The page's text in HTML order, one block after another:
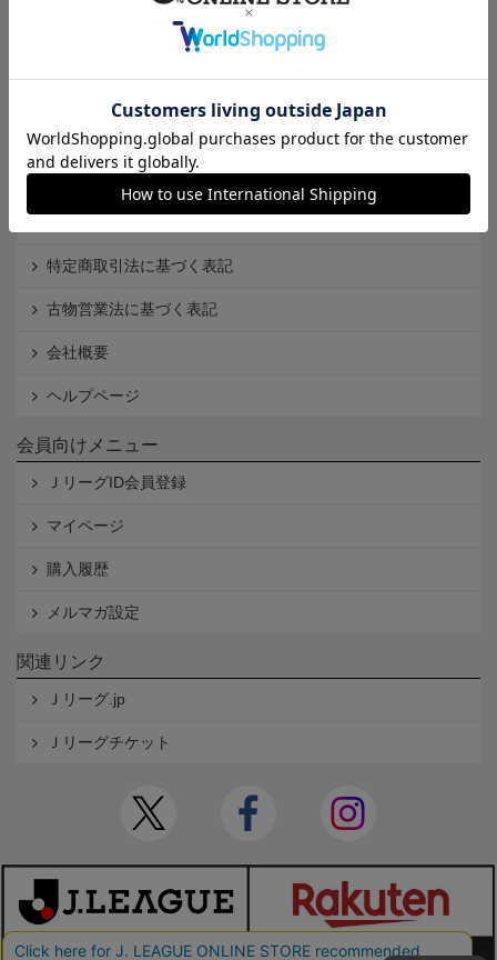
Ｊ2
利用規約
個人情報保護方針
特定商取引法に基づく表記
古物営業法に基づく表記
会社概要
ヘルプページ
会員向けメニュー
ＪリーグID会員登録
マイページ
購入履歴
メルマガ設定
関連リンク
Ｊリーグ.jp
Ｊリーグチケット